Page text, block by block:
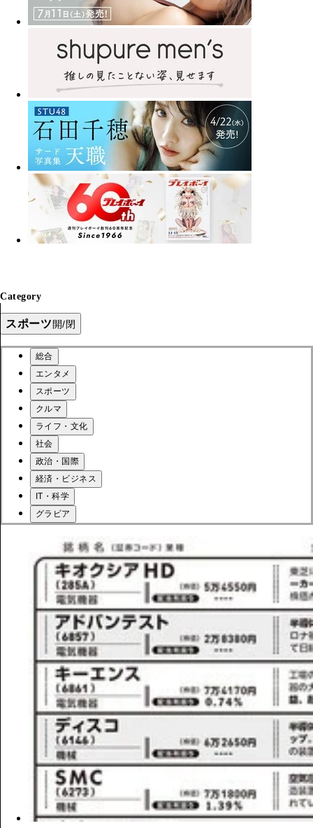
Category
スポーツ開/閉
総合
エンタメ
スポーツ
クルマ
ライフ・文化
社会
政治・国際
経済・ビジネス
IT・科学
グラビア